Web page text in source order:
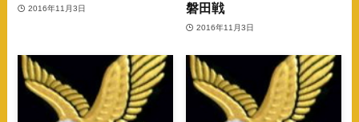
2016年11月3日
磐田戦
2016年11月3日